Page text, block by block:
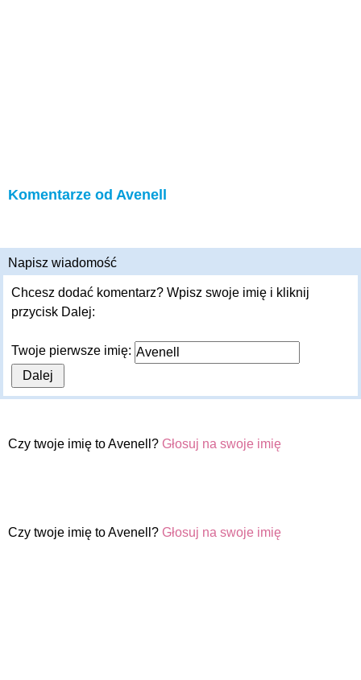
Komentarze od Avenell
Napisz wiadomość
Chcesz dodać komentarz? Wpisz swoje imię i kliknij
przycisk Dalej:
Twoje pierwsze imię:
Czy twoje imię to Avenell? Głosuj na swoje imię
Czy twoje imię to Avenell? Głosuj na swoje imię